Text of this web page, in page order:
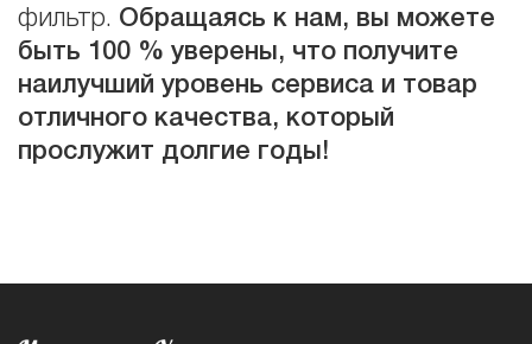
фильтр. Обращаясь к нам, вы можете
быть 100 % уверены, что получите
наилучший уровень сервиса и товар
отличного качества, который
прослужит долгие годы!